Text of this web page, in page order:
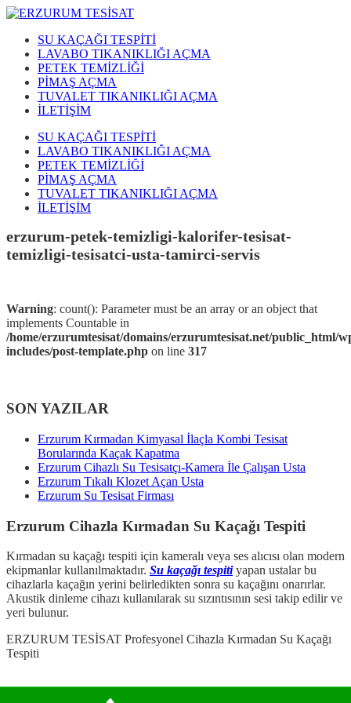
SU KAÇAĞI TESPİTİ
LAVABO TIKANIKLIĞI AÇMA
PETEK TEMİZLİĞİ
PİMAŞ AÇMA
TUVALET TIKANIKLIĞI AÇMA
İLETİŞİM
SU KAÇAĞI TESPİTİ
LAVABO TIKANIKLIĞI AÇMA
PETEK TEMİZLİĞİ
PİMAŞ AÇMA
TUVALET TIKANIKLIĞI AÇMA
İLETİŞİM
erzurum-petek-temizligi-kalorifer-tesisat-
temizligi-tesisatci-usta-tamirci-servis
Warning: count(): Parameter must be an array or an object that
implements Countable in
/home/erzurumtesisat/domains/erzurumtesisat.net/public_html/
includes/post-template.php on line 317
SON YAZILAR
Erzurum Kırmadan Kimyasal İlaçla Kombi Tesisat
Borularında Kaçak Kapatma
Erzurum Cihazlı Su Tesisatçı-Kamera İle Çalışan Usta
Erzurum Tıkalı Klozet Açan Usta
Erzurum Su Tesisat Firması
Erzurum Cihazla Kırmadan Su Kaçağı Tespiti
Kırmadan su kaçağı tespiti için kameralı veya ses alıcısı olan modern
ekipmanlar kullanılmaktadır. Su kaçağı tespitiyapan ustalar bu
cihazlarla kaçağın yerini belirledikten sonra su kaçağını onarırlar.
Akustik dinleme cihazı kullanılarak su sızıntısının sesi takip edilir ve
yeri bulunur.
ERZURUM TESİSAT Profesyonel Cihazla Kırmadan Su Kaçağı
Tespiti